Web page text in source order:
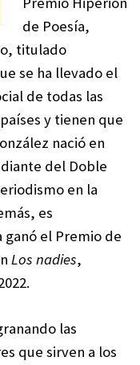
de Poesía,
titulado
se ha llevado el
de todas las
y tienen que
nació en
del Doble
en la
es
el Premio de
Los nadies,
las
que sirven a los